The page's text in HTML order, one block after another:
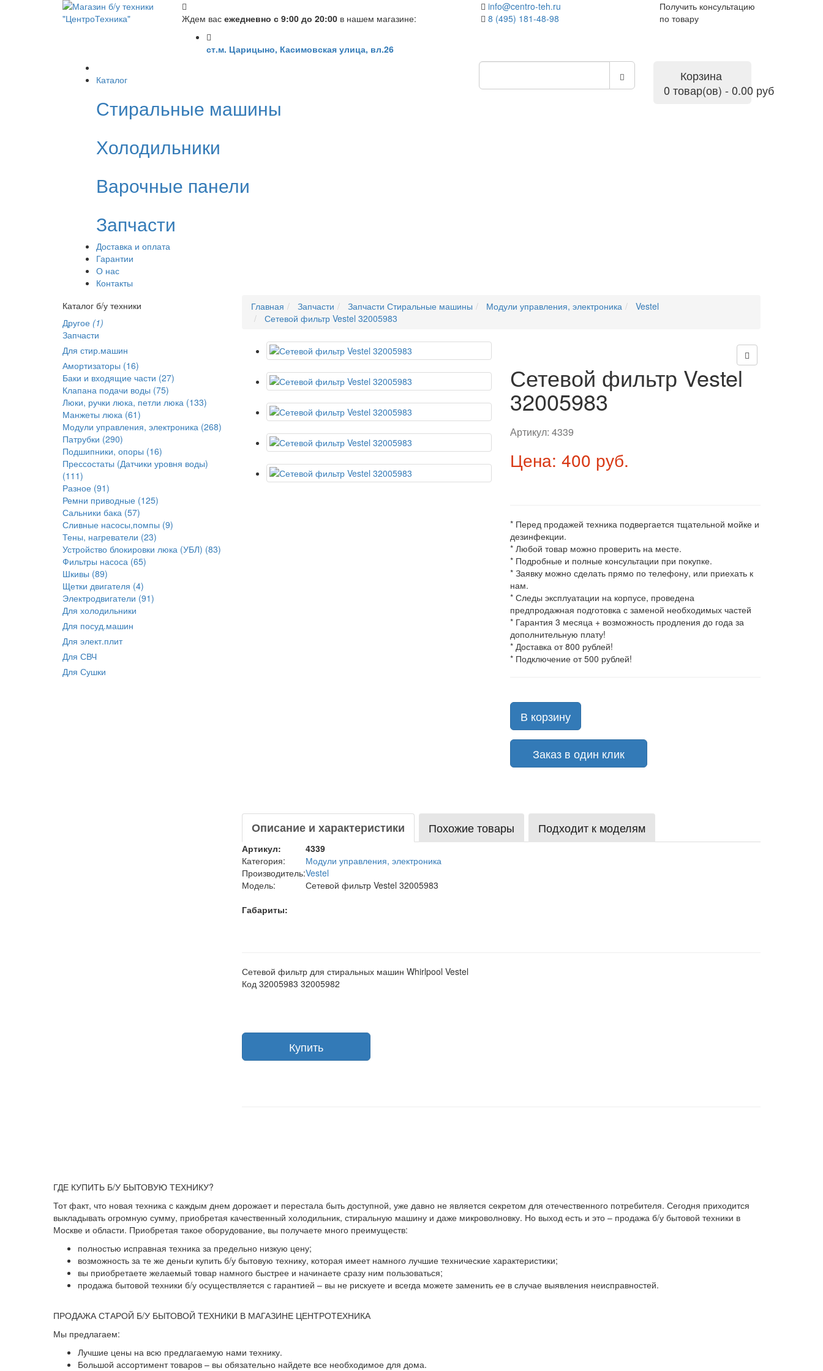
Ждем вас ежедневно с 9:00 до 20:00 в нашем магазине:
ст.м. Царицыно, Касимовская улица, вл.26
info@centro-teh.ru
8 (495) 181-48-98
Получить консультацию
по товару
Каталог
Стиральные машины
Холодильники
Варочные панели
Запчасти
Доставка и оплата
Гарантии
О нас
Контакты
Корзина
0 товар(ов) - 0.00 руб
Каталог б/у техники
Другое (1)
Запчасти
Для стир.машин
Амортизаторы (16)
Баки и входящие части (27)
Клапана подачи воды (75)
Люки, ручки люка, петли люка (133)
Манжеты люка (61)
Модули управления, электроника (268)
Патрубки (290)
Подшипники, опоры (16)
Прессостаты (Датчики уровня воды)
(111)
Разное (91)
Ремни приводные (125)
Сальники бака (57)
Сливные насосы,помпы (9)
Тены, нагреватели (23)
Устройство блокировки люка (УБЛ) (83)
Фильтры насоса (65)
Шкивы (89)
Щетки двигателя (4)
Электродвигатели (91)
Для холодильники
Для посуд.машин
Для элект.плит
Для СВЧ
Для Сушки
Главная Запчасти Запчасти Стиральные машины Модули управления, электроника
Vestel
Сетевой фильтр Vestel 32005983
Сетевой фильтр Vestel
32005983
Артикул:4339
Цена: 400 руб.
* Перед продажей техника подвергается тщательной мойке и
дезинфекции.
* Любой товар можно проверить на месте.
* Подробные и полные консультации при покупке.
* Заявку можно сделать прямо по телефону, или приехать к
нам.
* Следы эксплуатации на корпусе, проведена
предпродажная подготовка с заменой необходимых частей
* Гарантия 3 месяца + возможность продления до года за
дополнительную плату!
* Доставка от 800 рублей!
* Подключение от 500 рублей!
В корзину
Заказ в один клик
Описание и характеристики Похожие товары Подходит к моделям
Артикул:
4339
Категория:
Модули управления, электроника
Производитель:Vestel
Модель:
Сетевой фильтр Vestel 32005983
Габариты:
Сетевой фильтр для стиральных машин Whirlpool Vestel
Код 32005983 32005982
ГДЕ КУПИТЬ Б/У БЫТОВУЮ ТЕХНИКУ?
Тот факт, что новая техника с каждым днем дорожает и перестала быть доступной, уже давно не является секретом для отечественного потребителя. Сегодня приходится
выкладывать огромную сумму, приобретая качественный холодильник, стиральную машину и даже микроволновку. Но выход есть и это – продажа б/у бытовой техники в
Москве и области. Приобретая такое оборудование, вы получаете много преимуществ:
полностью исправная техника за предельно низкую цену;
возможность за те же деньги купить б/у бытовую технику, которая имеет намного лучшие технические характеристики;
вы приобретаете желаемый товар намного быстрее и начинаете сразу ним пользоваться;
продажа бытовой техники б/у осуществляется с гарантией – вы не рискуете и всегда можете заменить ее в случае выявления неисправностей.
ПРОДАЖА СТАРОЙ Б/У БЫТОВОЙ ТЕХНИКИ В МАГАЗИНЕ ЦЕНТРОТЕХНИКА
Мы предлагаем:
Лучшие цены на всю предлагаемую нами технику.
Большой ассортимент товаров – вы обязательно найдете все необходимое для дома.